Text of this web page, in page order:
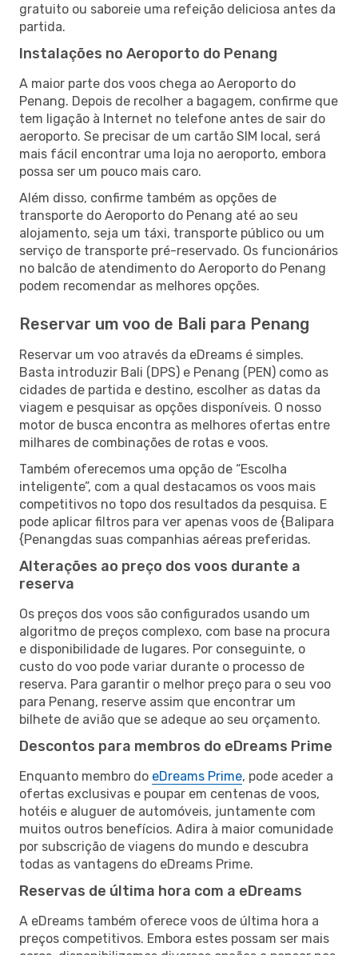
gratuito ou saboreie uma refeição deliciosa antes da
partida.
Instalações no Aeroporto do Penang
A maior parte dos voos chega ao Aeroporto do
Penang. Depois de recolher a bagagem, confirme que
tem ligação à Internet no telefone antes de sair do
aeroporto. Se precisar de um cartão SIM local, será
mais fácil encontrar uma loja no aeroporto, embora
possa ser um pouco mais caro.
Além disso, confirme também as opções de
transporte do Aeroporto do Penang até ao seu
alojamento, seja um táxi, transporte público ou um
serviço de transporte pré-reservado. Os funcionários
no balcão de atendimento do Aeroporto do Penang
podem recomendar as melhores opções.
Reservar um voo de Bali para Penang
Reservar um voo através da eDreams é simples.
Basta introduzir Bali (DPS) e Penang (PEN) como as
cidades de partida e destino, escolher as datas da
viagem e pesquisar as opções disponíveis. O nosso
motor de busca encontra as melhores ofertas entre
milhares de combinações de rotas e voos.
Também oferecemos uma opção de “Escolha
inteligente”, com a qual destacamos os voos mais
competitivos no topo dos resultados da pesquisa. E
pode aplicar filtros para ver apenas voos de {Balipara
{Penangdas suas companhias aéreas preferidas.
Alterações ao preço dos voos durante a
reserva
Os preços dos voos são configurados usando um
algoritmo de preços complexo, com base na procura
e disponibilidade de lugares. Por conseguinte, o
custo do voo pode variar durante o processo de
reserva. Para garantir o melhor preço para o seu voo
para Penang, reserve assim que encontrar um
bilhete de avião que se adeque ao seu orçamento.
Descontos para membros do eDreams Prime
Enquanto membro do eDreams Prime, pode aceder a
ofertas exclusivas e poupar em centenas de voos,
hotéis e aluguer de automóveis, juntamente com
muitos outros benefícios. Adira à maior comunidade
por subscrição de viagens do mundo e descubra
todas as vantagens do eDreams Prime.
Reservas de última hora com a eDreams
A eDreams também oferece voos de última hora a
preços competitivos. Embora estes possam ser mais